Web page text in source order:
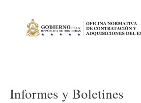
Informes y Boletines